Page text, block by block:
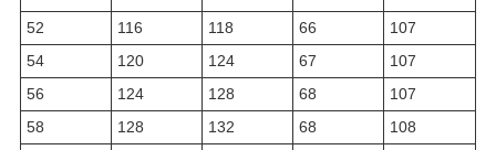
52
116 118 66
107
54
120 124 67
107
56
124 128 68
107
58
128 132 68
108